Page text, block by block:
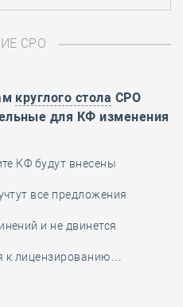
СРО
круглого стола СРО
для КФ изменения
КФ будут внесены
все предложения
и не двинется
к лицензированию…